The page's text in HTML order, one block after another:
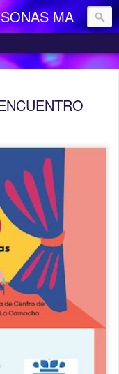
CENTRO DE DIA PARA PERSONAS MAYORES DEPENDIENTES "LA CAMOCHA"